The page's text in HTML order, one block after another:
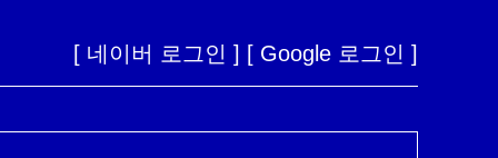
[ 네이버 로그인 ] [ Google 로그인 ]